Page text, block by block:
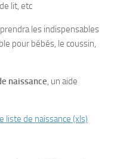
lit, etc
les indispensables
pour bébés, le coussin,
naissance, un aide
liste de naissance (xls)